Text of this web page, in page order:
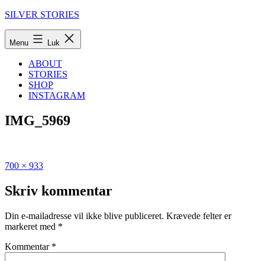
Fortsæt
SILVER STORIES
Menu Luk
ABOUT
STORIES
SHOP
INSTAGRAM
IMG_5969
Udgivet
Rejseguide
til
de
lækreste
i
Fuld
700 × 933
Skriv kommentar
Din e-mailadresse vil ikke blive publiceret. Krævede felter er
markeret med *
Kommentar *